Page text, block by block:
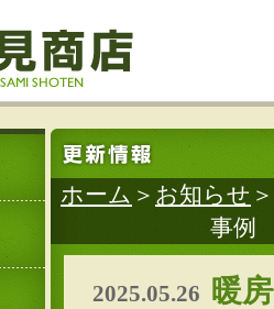
ホーム ＞ お知らせ
事例
2025.05.26
暖